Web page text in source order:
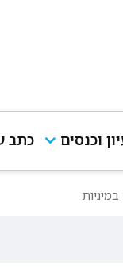
וכנסים כתב